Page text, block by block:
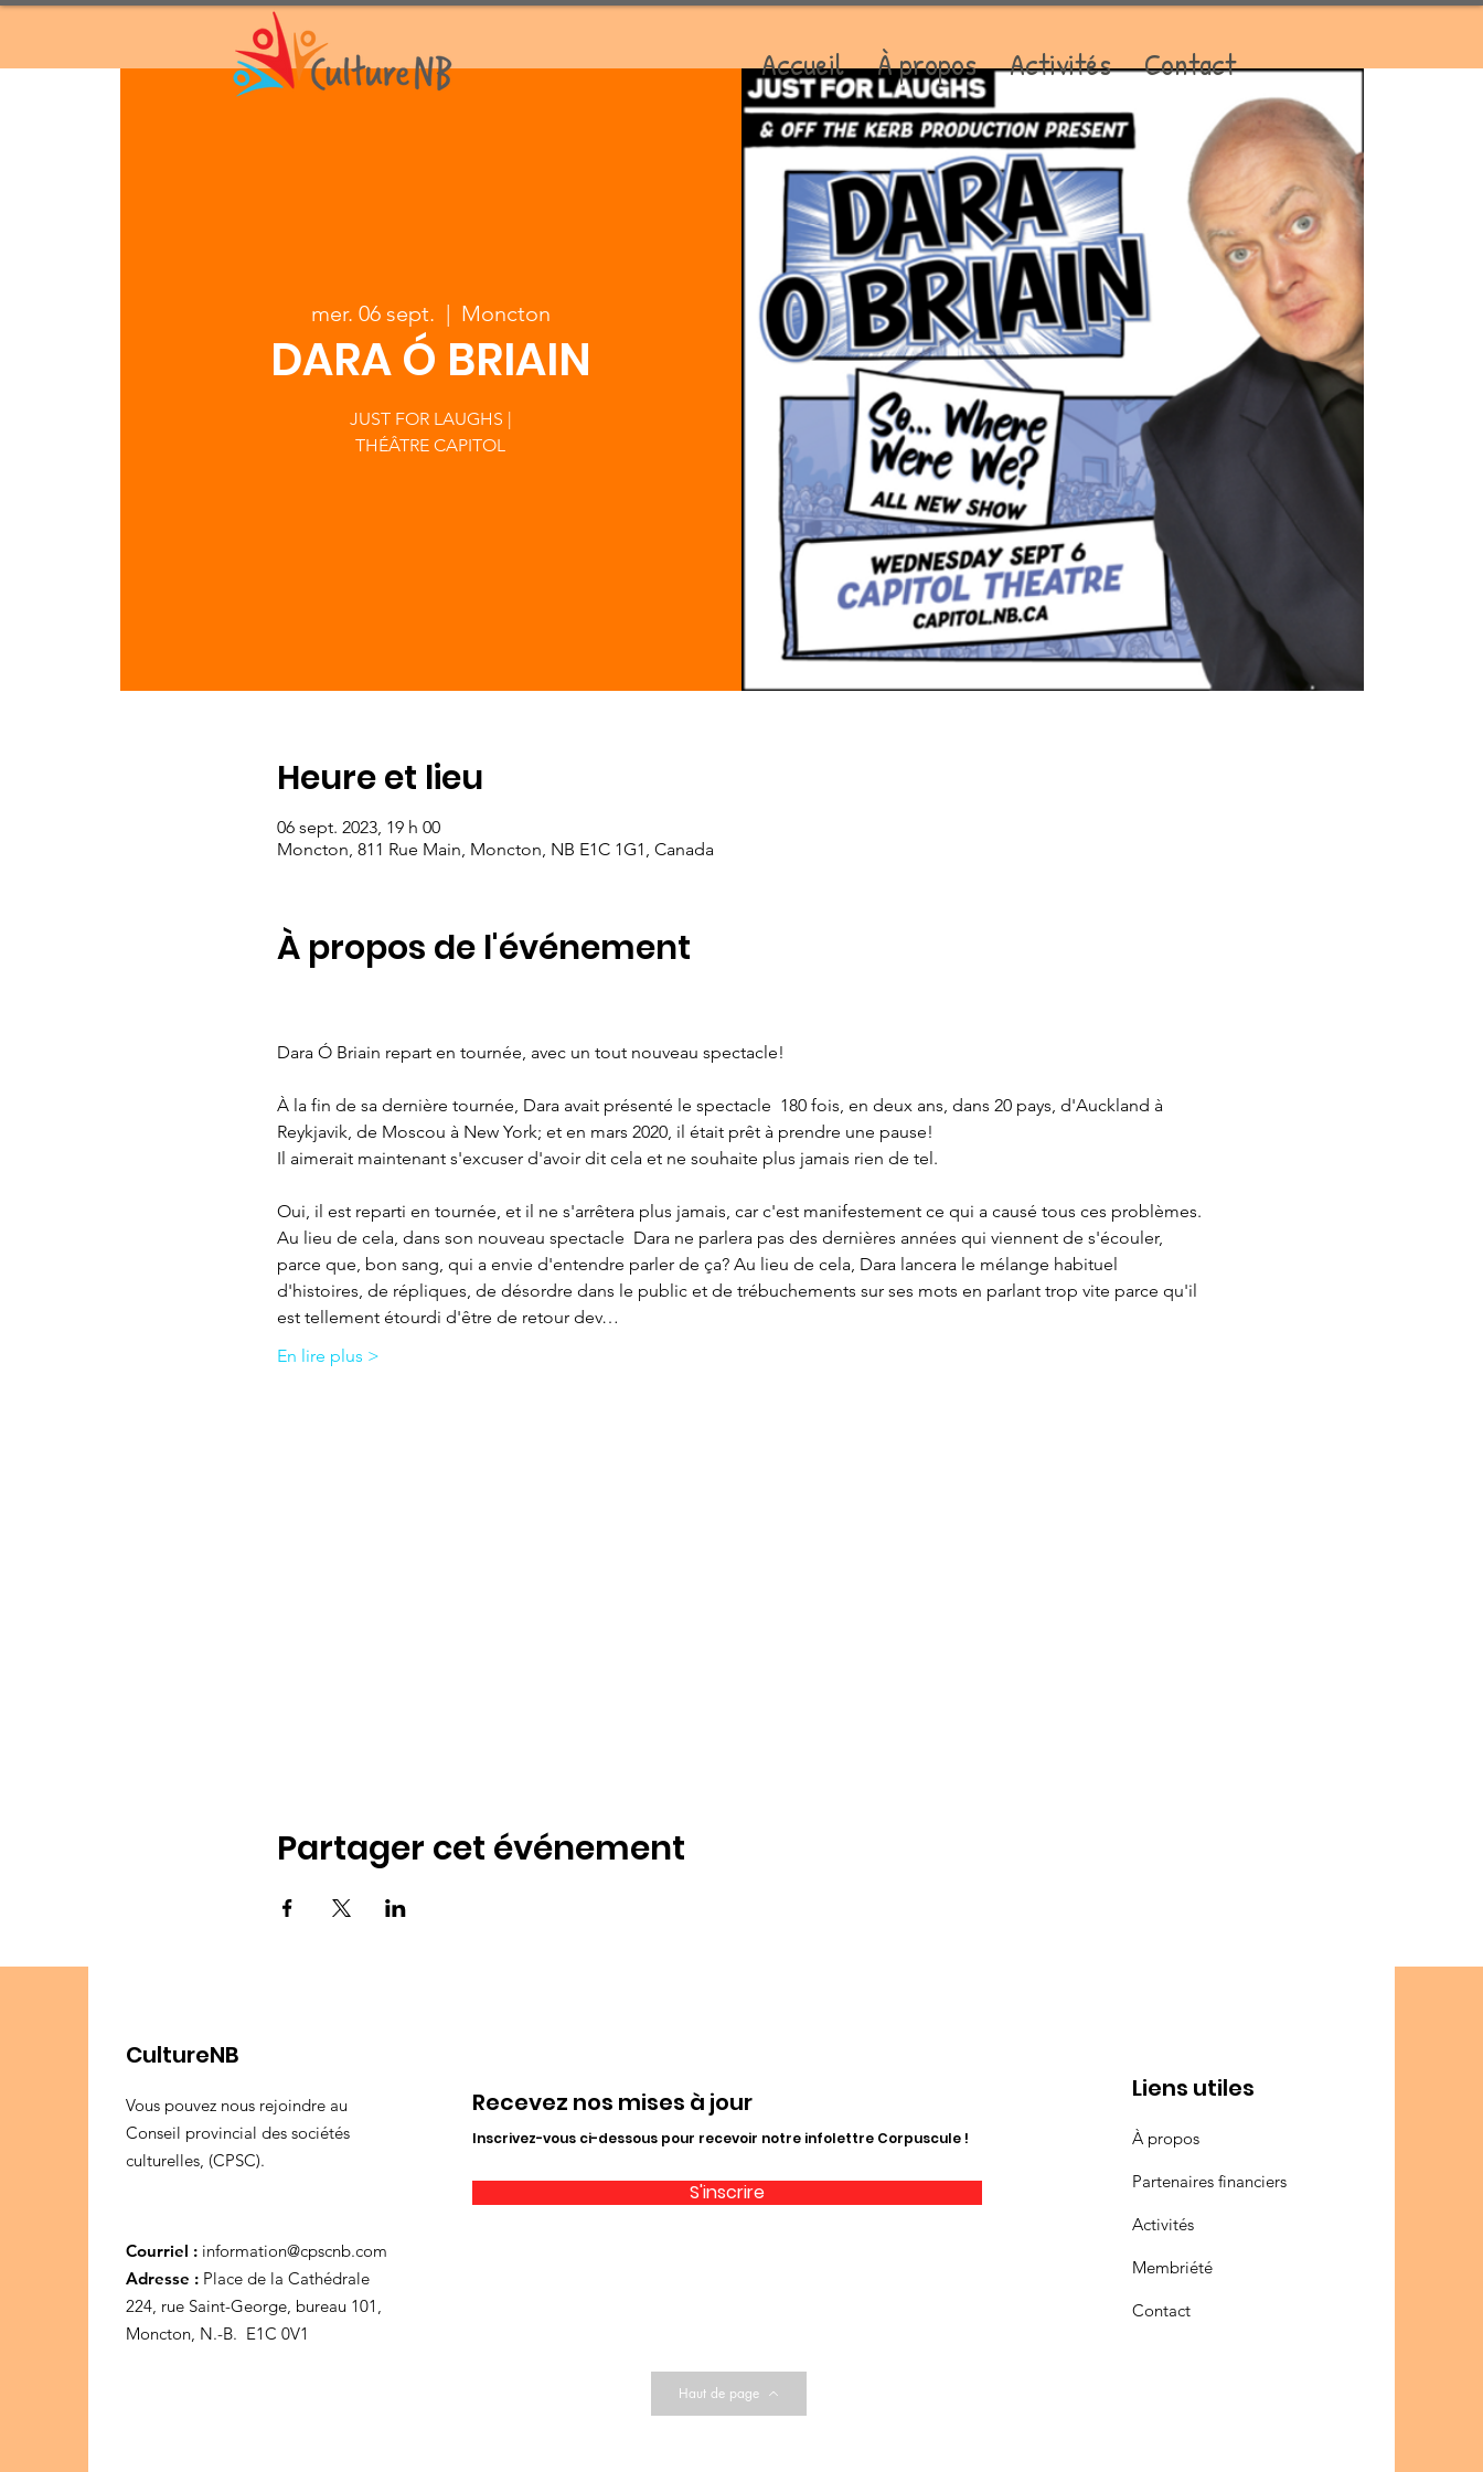
Accueil À propos Activités Contact
mer. 06 sept.
  |
Moncton
DARA Ó BRIAIN
JUST FOR LAUGHS |
THÉÂTRE CAPITOL
Heure et lieu
06 sept. 2023, 19 h 00
Moncton, 811 Rue Main, Moncton, NB E1C 1G1, Canada
À propos de l'événement
Dara Ó Briain repart en tournée, avec un tout nouveau spectacle!
À la fin de sa dernière tournée, Dara avait présenté le spectacle 180 fois, en deux ans, dans 20 pays, d'Auckland à
Reykjavik, de Moscou à New York; et en mars 2020, il était prêt à prendre une pause!
Il aimerait maintenant s'excuser d'avoir dit cela et ne souhaite plus jamais rien de tel.
Oui, il est reparti en tournée, et il ne s'arrêtera plus jamais, car c'est manifestement ce qui a causé tous ces problèmes.
Au lieu de cela, dans son nouveau spectacle Dara ne parlera pas des dernières années qui viennent de s'écouler,
parce que, bon sang, qui a envie d'entendre parler de ça? Au lieu de cela, Dara lancera le mélange habituel
d'histoires, de répliques, de désordre dans le public et de trébuchements sur ses mots en parlant trop vite parce qu'il
est tellement étourdi d'être de retour dev…
En lire plus >
Partager cet événement
CultureNB
Vous pouvez nous rejoindre au
Conseil provincial des sociétés
culturelles, (CPSC).
Courriel : information@cpscnb.com
Adresse : Place de la Cathédrale
224, rue Saint-George, bureau 101,
Moncton, N.-B. E1C 0V1
Recevez nos mises à jour
Inscrivez-vous ci-dessous pour recevoir notre infolettre Corpuscule !
S'inscrire
Haut de page
Liens utiles
À propos
Partenaires financiers
Activités
Membriété
Contact